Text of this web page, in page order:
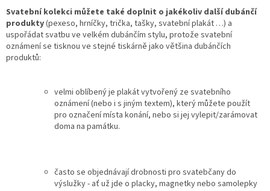
Svatební kolekci můžete také doplnit o jakékoliv další dubánčí
produkty(pexeso, hrníčky, trička, tašky, svatební plakát …) a
uspořádat svatbu ve velkém dubánčím stylu, protože svatební
oznámení se tisknou ve stejné tiskárně jako většina dubánčích
produktů:
velmi oblíbený je plakát vytvořený ze svatebního
oznámení (nebo i s jiným textem), který můžete použít
pro označení místa konání, nebo si jej vylepit/zarámovat
doma na památku.
často se objednávají drobnosti pro svatebčany do
výslužky - ať už jde o placky, magnetky nebo samolepky